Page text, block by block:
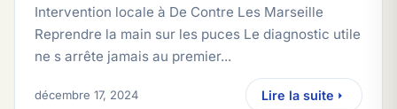
Intervention locale à De Contre Les Marseille
Reprendre la main sur les puces Le diagnostic utile
ne s arrête jamais au premier...
décembre 17, 2024 Lire la suite